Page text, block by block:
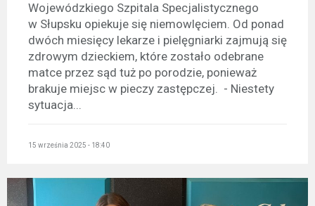
Wojewódzkiego Szpitala Specjalistycznego
w Słupsku opiekuje się niemowlęciem. Od ponad
dwóch miesięcy lekarze i pielęgniarki zajmują się
zdrowym dzieckiem, które zostało odebrane
matce przez sąd tuż po porodzie, ponieważ
brakuje miejsc w pieczy zastępczej. - Niestety
sytuacja...
15 września 2025 - 18:40